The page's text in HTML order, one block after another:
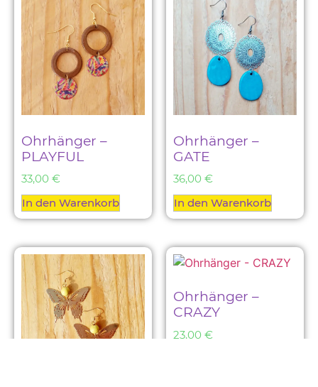
Ohrhänger –
PLAYFUL
33,00 €
In den Warenkorb
Ohrhänger –
GATE
36,00 €
In den Warenkorb
Ohrhänger –
CRAZY
23,00 €